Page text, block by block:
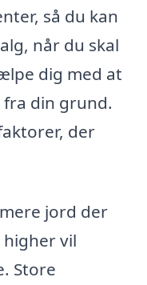
så du kan
når du skal
dig med at
din grund.
der
mere jord der
vil
Store